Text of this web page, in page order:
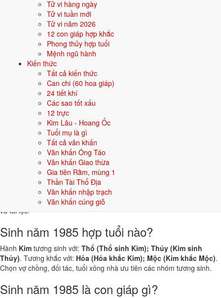
Tử vi hàng ngày
Tử vi tuần mới
Tử vi năm 2026
12 con giáp hợp khắc
Phong thủy hợp tuổi
Mệnh ngũ hành
Kiến thức
Tất cả kiến thức
Can chi (60 hoa giáp)
24 tiết khí
Các sao tốt xấu
12 trực
Kim Lâu - Hoang Ốc
Tuổi mụ là gì
Tất cả văn khấn
Văn khấn Ông Táo
Văn khấn Giao thừa
Gia tiên Rằm, mùng 1
Thần Tài Thổ Địa
Văn khấn nhập trạch
Văn khấn cúng giỗ
👧 Nữ
Gợi ý tên đẹp cho Nam mệnh Kim:
Quang Kim Sinh Kim
Sinh năm 1985 hợp gì - kỵ gì
Người sinh năm1985mệnhKimhợp các yếu tố thuộc bản mệnh và
tương sinh, kỵ các yếu tố tương khắc. Cụ thể trên 5 phương diện:
Sinh năm 1985 hợp màu gì?
Người mệnhKimsinh năm 1985 nên ưu tiên các màu thuộc bản mệnh
và màu tương sinh:Trắng, Bạc, Xám, Vàng nhạt
xe, sơn nhà, vật phẩm phong thuỷ.
Sinh năm 1985 hợp hướng nào?
Tây, Tây Bắc . Đặt bàn thờ, hướng giường, hướng cửa
chính trùng hoặc tương sinh với mệnh Kim giúp tăng vận khí, sức khoẻ
và tài lộc.
Sinh năm 1985 hợp tuổi nào?
Hành Kim tương sinh với: Thổ (Thổ sinh Kim); Thủy (Kim sinh
Thủy). Tương khắc với: Hỏa (Hỏa khắc Kim); Mộc (Kim khắc Mộc).
Chọn vợ chồng, đối tác, tuổi xông nhà ưu tiên các nhóm tương sinh.
Sinh năm 1985 là con giáp gì?